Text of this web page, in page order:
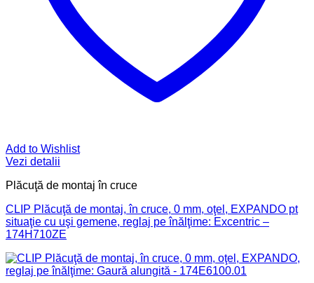
Add to Wishlist
Vezi detalii
Plăcuţă de montaj în cruce
CLIP Plăcuţă de montaj, în cruce, 0 mm, oţel, EXPANDO pt
situaţie cu uşi gemene, reglaj pe înălţime: Excentric –
174H710ZE